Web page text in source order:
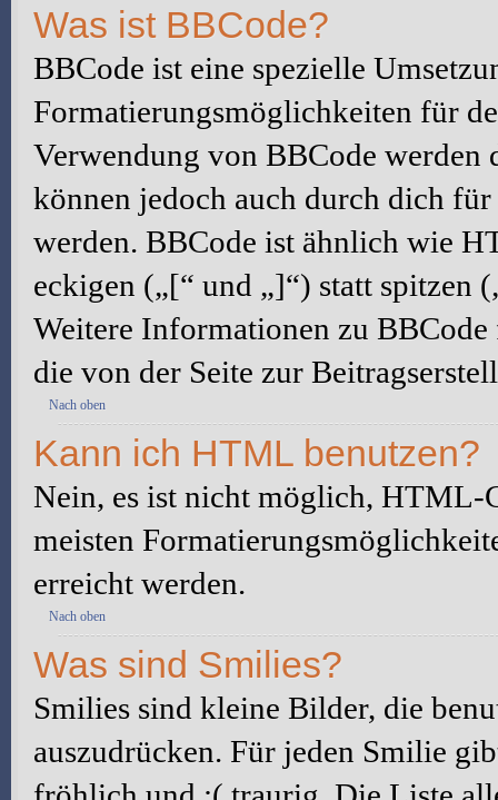
Was ist BBCode?
BBCode ist eine spezielle
Formatierungsmöglichkeiten für
Verwendung von BBCode
können jedoch auch durch dich
werden. BBCode ist ähnlich wie
eckigen („[“ und „]“) statt spitzen
Weitere Informationen zu
die von der Seite zur
Nach oben
Kann ich HTML benutzen?
Nein, es ist nicht möglich, HTML-
meisten
erreicht werden.
Nach oben
Was sind Smilies?
Smilies sind kleine Bilder, die
auszudrücken. Für jeden Smilie